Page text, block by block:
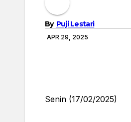
By Puji Lestari
APR 29, 2025
Senin (17/02/2025)